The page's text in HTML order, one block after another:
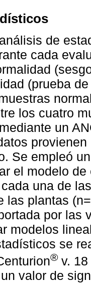
de
cada
(prueba
los cuatro
un
Se empleó
el modelo
una de
las plantas
por las
modelos
se
® v. 18
valor de